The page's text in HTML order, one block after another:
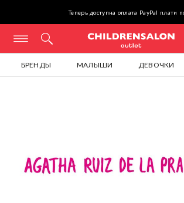
Теперь доступна оплата PayPal плати
БРЕНДЫ МАЛЫШИ ДЕВОЧКИ